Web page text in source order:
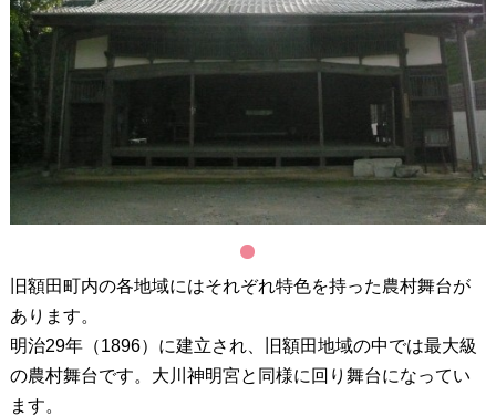
旧額田町内の各地域にはそれぞれ特色を持った農村舞台が
あります。
明治29年（1896）に建立され、旧額田地域の中では最大級
の農村舞台です。大川神明宮と同様に回り舞台になってい
ます。